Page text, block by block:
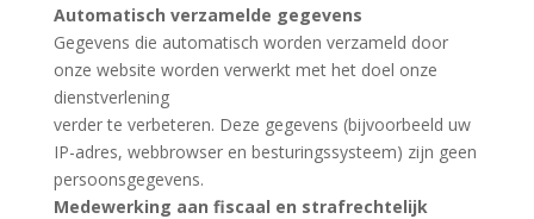
Automatisch verzamelde gegevens
Gegevens die automatisch worden verzameld door
onze website worden verwerkt met het doel onze
dienstverlening
verder te verbeteren. Deze gegevens (bijvoorbeeld uw
IP-adres, webbrowser en besturingssysteem) zijn geen
persoonsgegevens.
Medewerking aan fiscaal en strafrechtelijk